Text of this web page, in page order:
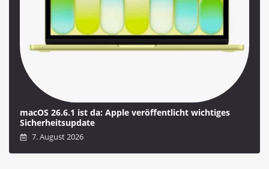
macOS 26.6.1 ist da: Apple veröffentlicht wichtiges
Sicherheitsupdate
7. August 2026